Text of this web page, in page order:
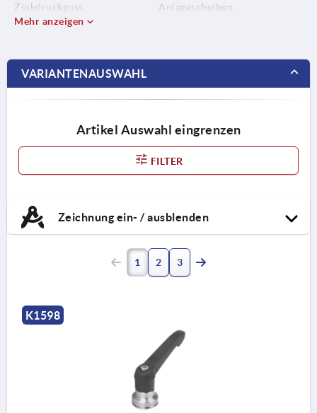
Zinkdruckguss.
Anlagescheiben.
Mehr anzeigen
VARIANTENAUSWAHL
Artikel Auswahl eingrenzen
FILTER
Zeichnung ein- / ausblenden
1 2 3
K1598